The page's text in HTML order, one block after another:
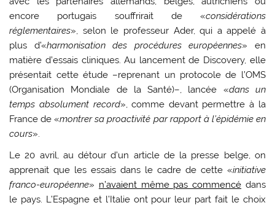
encore portugais souffrirait de «considérations
réglementaires», selon le professeur Ader, qui a appelé à
plus d’«harmonisation des procédures européennes» en
matière d’essais cliniques. Au lancement de Discovery, elle
présentait cette étude –reprenant un protocole de l’OMS
(Organisation Mondiale de la Santé)–, lancée «dans un
temps absolument record», comme devant permettre à la
France de «montrer sa proactivité par rapport à l’épidémie en
cours».
Le 20 avril, au détour d’un article de la presse belge, on
apprenait que les essais dans le cadre de cette «initiative
franco-européenne» n’avaient même pas commencé dans
le pays. L’Espagne et l’Italie ont pour leur part fait le choix